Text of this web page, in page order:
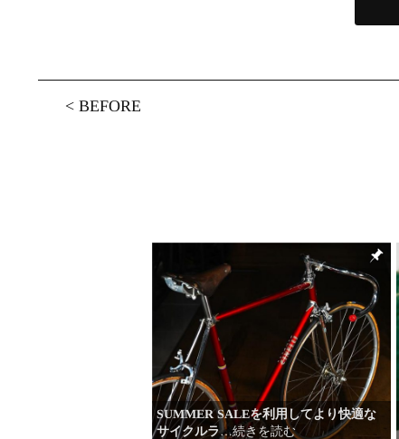
<BEFORE
SUMMER SALEを利用してより快適な
サイクルラ…続きを読む